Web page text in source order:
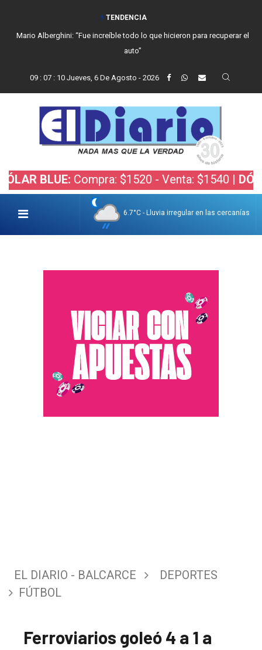
TENDENCIA
Mario Alberghini: “Fue increíble todo lo que hicieron para recuperar el
auto”
09: 07: 11 Jueves, 6 De Agosto - 2026
Compra: $1520 - Venta: $1540 |DÓLAR
6.7°C - Lluvia irregular en las cercanías
EL DIARIO - BALCARCE
DEPORTES
FÚTBOL
Ferroviarios goleó 4 a 1 a